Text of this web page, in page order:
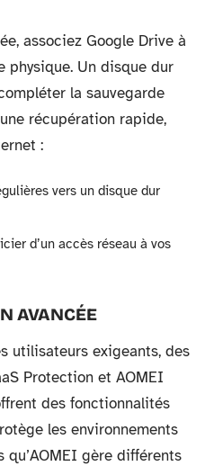
associez Google Drive à
physique. Un disque dur
la sauvegarde
récupération rapide,
:
vers un disque dur
d’un accès réseau à vos
AVANCÉE
utilisateurs exigeants, des
Protection et AOMEI
des fonctionnalités
les environnements
qu’AOMEI gère différents